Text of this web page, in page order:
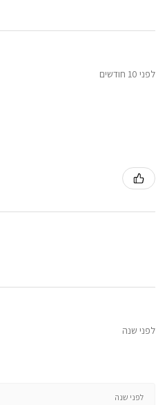
לפני 10 חודשים
לפני שנה
לפני שנה